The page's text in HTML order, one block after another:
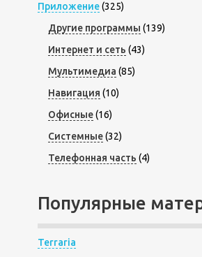
Приложение(325)
Другие программы (139)
Интернет и сеть (43)
Мультимедиа (85)
Навигация (10)
Офисные(16)
Системные(32)
Телефонная часть (4)
Популярные
Terraria